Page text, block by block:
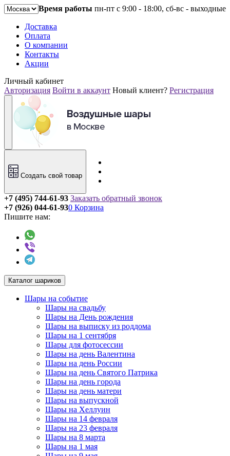
Время работы пн-пт с 9:00 - 18:00, сб-вс - выходные
Доставка
Оплата
О компании
Контакты
Акции
Личный кабинет
Авторизация Войти в аккаунт Новый клиент? Регистрация
Создать свой товар
+7 (495) 744-61-93 Заказать обратный звонок
+7 (926) 044-61-93
Пишите нам:
0 Корзина
Каталог шариков
Шары на событие
Шары на свадьбу
Шары на День рождения
Шары на выписку из роддома
Шары на 1 сентября
Шары для фотосессии
Шары на день Валентина
Шары на день России
Шары на день Святого Патрика
Шары на день города
Шары на день матери
Шары на выпускной
Шары на Хеллуин
Шары на 14 февраля
Шары на 23 февраля
Шары на 8 марта
Шары на 1 мая